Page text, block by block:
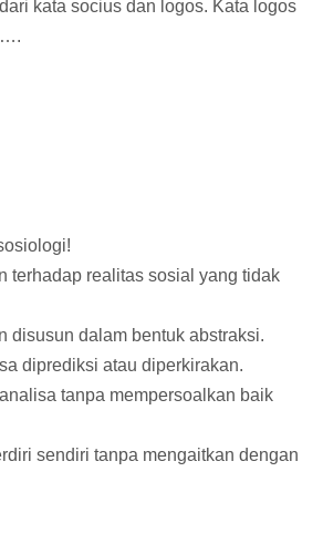
kata socius dan logos. Kata logos
….
terhadap realitas sosial yang tidak
disusun dalam bentuk abstraksi.
diprediksi atau diperkirakan.
tanpa mempersoalkan baik
sendiri tanpa mengaitkan dengan